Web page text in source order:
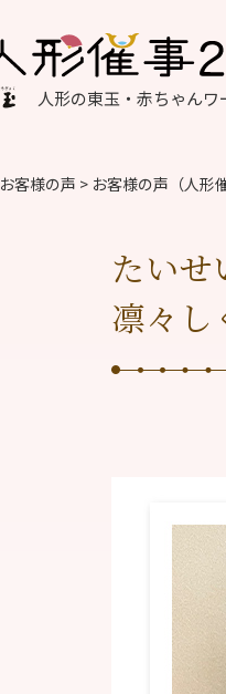
人形の東玉・赤ちゃんワ
お客様の声 > お客様の声（人形
たい
凛々し